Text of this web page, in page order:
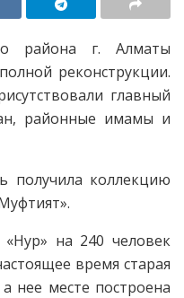
района г. Алматы
реконструкции.
главный
районные имамы и
коллекцию
на 240 человек
время старая
нее месте построена